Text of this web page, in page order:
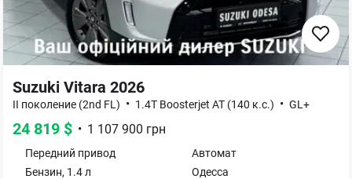
Suzuki Vitara 2026
II поколение (2nd FL) • 1.4T Boosterjet AT (140 к.с.) • GL+
24 819 $ • 1 107 900 грн
Передний привод
Автомат
Бензин, 1.4л Одесса